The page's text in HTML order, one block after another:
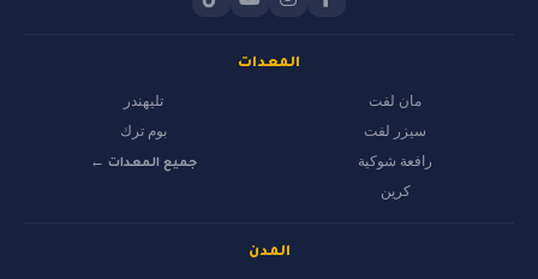
المعدات
مان لفت
سيزر لفت
رافعة شوكية
كرين
تليهندر
بوم ترك
جميع المعدات ←
المدن